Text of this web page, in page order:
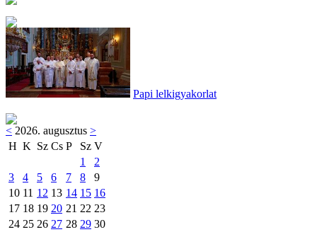
Papi lelkigyakorlat
< 2026. augusztus >
H K Sz Cs P Sz V
1
2
3
4 5 6 7 8
9
10 11 12 13 14 15 16
17 18 19 20 21 22 23
24 25 26 27 28 29 30